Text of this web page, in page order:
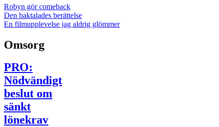
Robyn gör comeback
Den baktalades berättelse
En filmupplevelse jag aldrig glömmer
Omsorg
PRO:
Nödvändigt
beslut om
sänkt
lönekrav